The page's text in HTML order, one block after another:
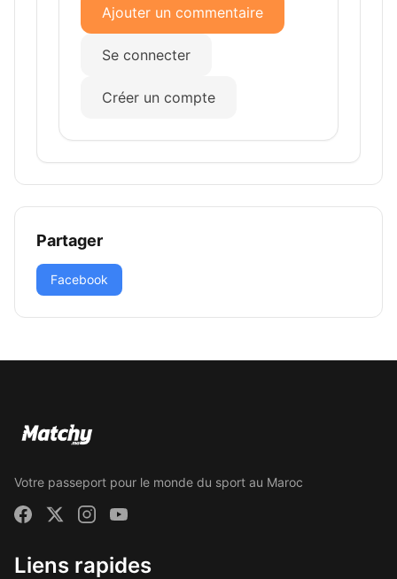
Ajouter un commentaire
Se connecter
Créer un compte
Partager
Facebook
Votre passeport pour le monde du sport au Maroc
Liens rapides